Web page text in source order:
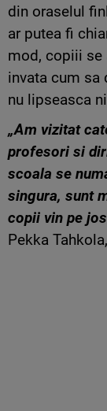
din oraselul
ar putea fi
mod, copiii se
invata cum sa
nu lipseasca
„Am vizitat
profesori si
scoala se
singura, sunt
copii vin pe
Pekka